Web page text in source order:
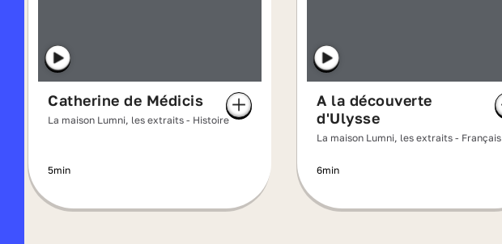
Catherine de Médicis
La maison Lumni, les extraits - Histoire
5min
A la découverte
d'Ulysse
La maison Lumni, les extraits - Français
6min